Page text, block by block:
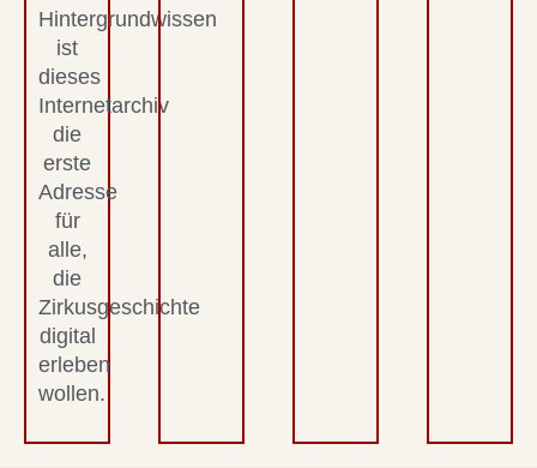
Hintergrundwissen
ist
dieses
Internetarchiv
die
erste
Adresse
für
alle,
die
Zirkusgeschichte
digital
erleben
wollen.